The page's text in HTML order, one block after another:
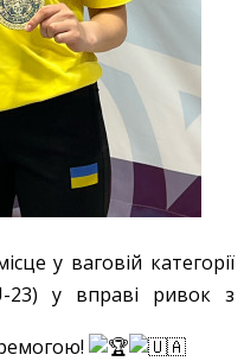
у ваговій категорії
23) у вправі ривок з